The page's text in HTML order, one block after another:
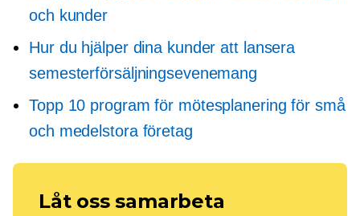
och kunder
Hur du hjälper dina kunder att lansera
semesterförsäljningsevenemang
Topp 10 program för mötesplanering för små
och medelstora företag
Låt oss samarbeta